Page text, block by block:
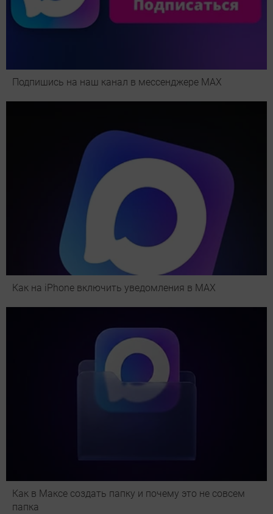
Подпишись на наш канал в мессенджере МАХ
Как на iPhone включить уведомления в MAX
Как в Максе создать папку и почему это не совсем
папка